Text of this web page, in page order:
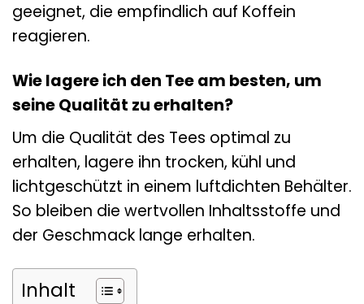
geeignet, die empfindlich auf Koffein
reagieren.
Wie lagere ich den Tee am besten, um
seine Qualität zu erhalten?
Um die Qualität des Tees optimal zu
erhalten, lagere ihn trocken, kühl und
lichtgeschützt in einem luftdichten Behälter.
So bleiben die wertvollen Inhaltsstoffe und
der Geschmack lange erhalten.
Inhalt